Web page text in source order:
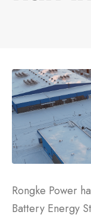
Rongke Power
Battery Energy